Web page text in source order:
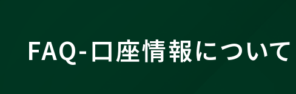
FAQ-口座情報について